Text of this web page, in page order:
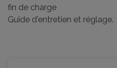
fin de charge
Guide d'entretien et réglage.